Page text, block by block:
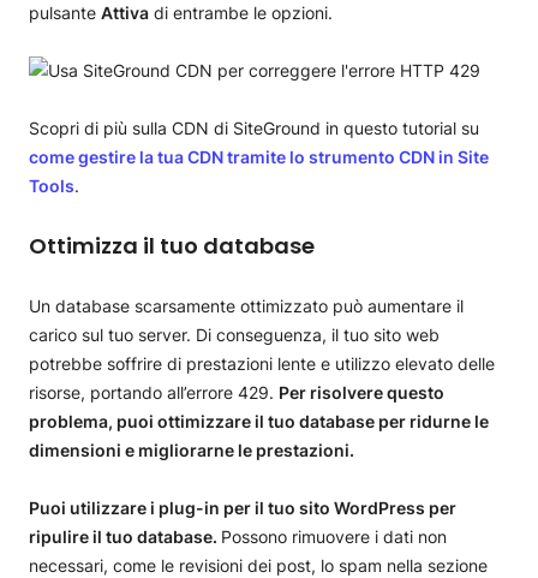
pulsante Attiva di entrambe le opzioni.
Scopri di più sulla CDN di SiteGround in questo tutorial su
come gestire la tua CDN tramite lo strumento CDN in Site
Tools.
Ottimizza il tuo database
Un database scarsamente ottimizzato può aumentare il
carico sul tuo server. Di conseguenza, il tuo sito web
potrebbe soffrire di prestazioni lente e utilizzo elevato delle
risorse, portando all’errore 429. Per risolvere questo
problema, puoi ottimizzare il tuo database per ridurne le
dimensioni e migliorarne le prestazioni.
Puoi utilizzare i plug-in per il tuo sito WordPress per
ripulire il tuo database. Possono rimuovere i dati non
necessari, come le revisioni dei post, lo spam nella sezione